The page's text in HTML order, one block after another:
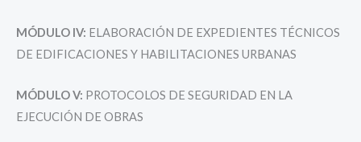
MÓDULO IV: ELABORACIÓN DE EXPEDIENTES TÉCNICOS
DE EDIFICACIONES Y HABILITACIONES URBANAS
MÓDULO V: PROTOCOLOS DE SEGURIDAD EN LA
EJECUCIÓN DE OBRAS